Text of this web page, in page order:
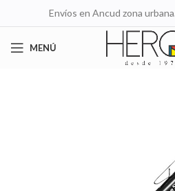
Envíos en Ancud zona
MENÚ